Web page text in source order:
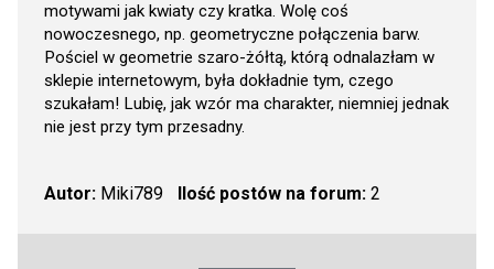
motywami jak kwiaty czy kratka. Wolę coś
nowoczesnego, np. geometryczne połączenia barw.
Pościel w geometrie szaro-żółtą, którą odnalazłam w
sklepie internetowym, była dokładnie tym, czego
szukałam! Lubię, jak wzór ma charakter, niemniej jednak
nie jest przy tym przesadny.
Autor: Miki789 Ilość postów na forum:2